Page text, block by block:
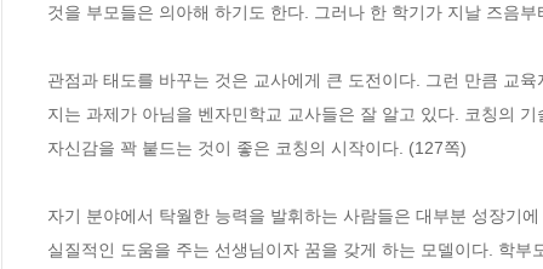
것을 부모들은 의아해 하기도 한다. 그러나 한 학기가 지날 즈음
관점과 태도를 바꾸는 것은 교사에게 큰 도전이다. 그런 만큼 교
지는 과제가 아님을 벤자민학교 교사들은 잘 알고 있다. 코칭의
자신감을 꽉 붙드는 것이 좋은 코칭의 시작이다. (127쪽)
자기 분야에서 탁월한 능력을 발휘하는 사람들은 대부분 성장기
실질적인 도움을 주는 선생님이자 꿈을 갖게 하는 모델이다. 학